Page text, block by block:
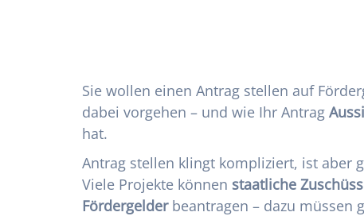
Sie wollen einen Antrag stellen auf
dabei vorgehen – und wie Ihr Antrag
hat.
Antrag stellen klingt kompliziert, ist aber
Viele Projekte können staatliche
Fördergelderbeantragen – dazu müssen